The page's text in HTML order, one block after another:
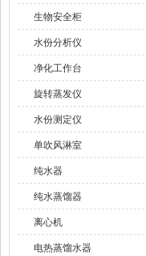
生物安全柜
水份分析仪
净化工作台
旋转蒸发仪
水份测定仪
单吹风淋室
纯水器
纯水蒸馏器
离心机
电热蒸馏水器